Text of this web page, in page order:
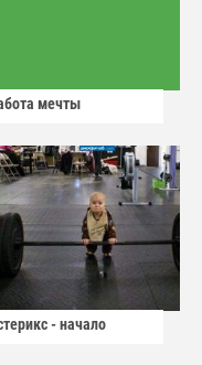
мечты
- начало